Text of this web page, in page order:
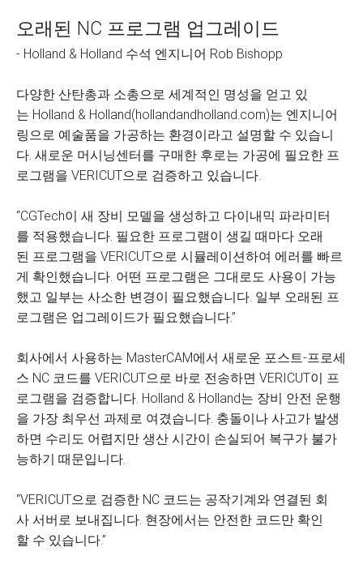
오래된 NC 프로그램 업그레이드
- Holland & Holland 수석 엔지니어 Rob Bishopp
다양한 산탄총과 소총으로 세계적인 명성을 얻고 있
는 Holland & Holland(hollandandholland.com)는 엔지니어
링으로 예술품을 가공하는 환경이라고 설명할 수 있습니
다. 새로운 머시닝센터를 구매한 후로는 가공에 필요한 프
로그램을 VERICUT으로 검증하고 있습니다.
“CGTech이 새 장비 모델을 생성하고 다이내믹 파라미터
를 적용했습니다. 필요한 프로그램이 생길 때마다 오래
된 프로그램을 VERICUT으로 시뮬레이션하여 에러를 빠르
게 확인했습니다. 어떤 프로그램은 그대로도 사용이 가능
했고 일부는 사소한 변경이 필요했습니다. 일부 오래된 프
로그램은 업그레이드가 필요했습니다.”
회사에서 사용하는 MasterCAM에서 새로운 포스트-프로세
스 NC 코드를 VERICUT으로 바로 전송하면 VERICUT이 프
로그램을 검증합니다. Holland & Holland는 장비 안전 운행
을 가장 최우선 과제로 여겼습니다. 충돌이나 사고가 발생
하면 수리도 어렵지만 생산 시간이 손실되어 복구가 불가
능하기 때문입니다.
“VERICUT으로 검증한 NC 코드는 공작기계와 연결된 회
사 서버로 보내집니다. 현장에서는 안전한 코드만 확인
할 수 있습니다.”